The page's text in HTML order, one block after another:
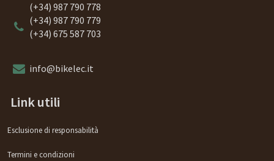
(+34) 987 790 778
(+34) 987 790 779
(+34) 675 587 703
info@bikelec.it
Link utili
Esclusione di responsabilità
Termini e condizioni